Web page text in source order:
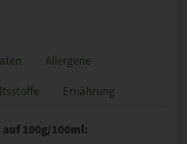
Allergene
Ernährung
100g/100ml: